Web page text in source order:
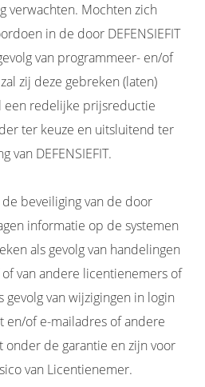
verwachten. Mochten zich
in de door DEFENSIEFIT
van programmeer- en/of
zij deze gebreken (laten)
een redelijke prijsreductie
ter keuze en uitsluitend ter
van DEFENSIEFIT.
beveiliging van de door
informatie op de systemen
als gevolg van handelingen
van andere licentienemers of
van wijzigingen in login
en/of e-mailadres of andere
onder de garantie en zijn voor
van Licentienemer.